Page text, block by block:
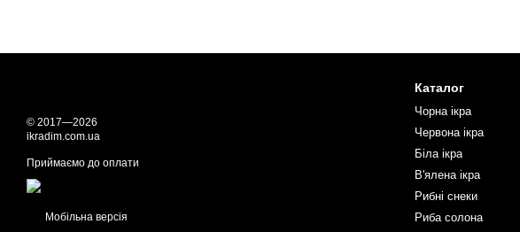
© 2017—2026
ikradim.com.ua
Приймаємо до оплати
Мобільна версія
Каталог
Чорна ікра
Червона ікра
Біла ікра
В'ялена ікра
Рибні снеки
Риба солона